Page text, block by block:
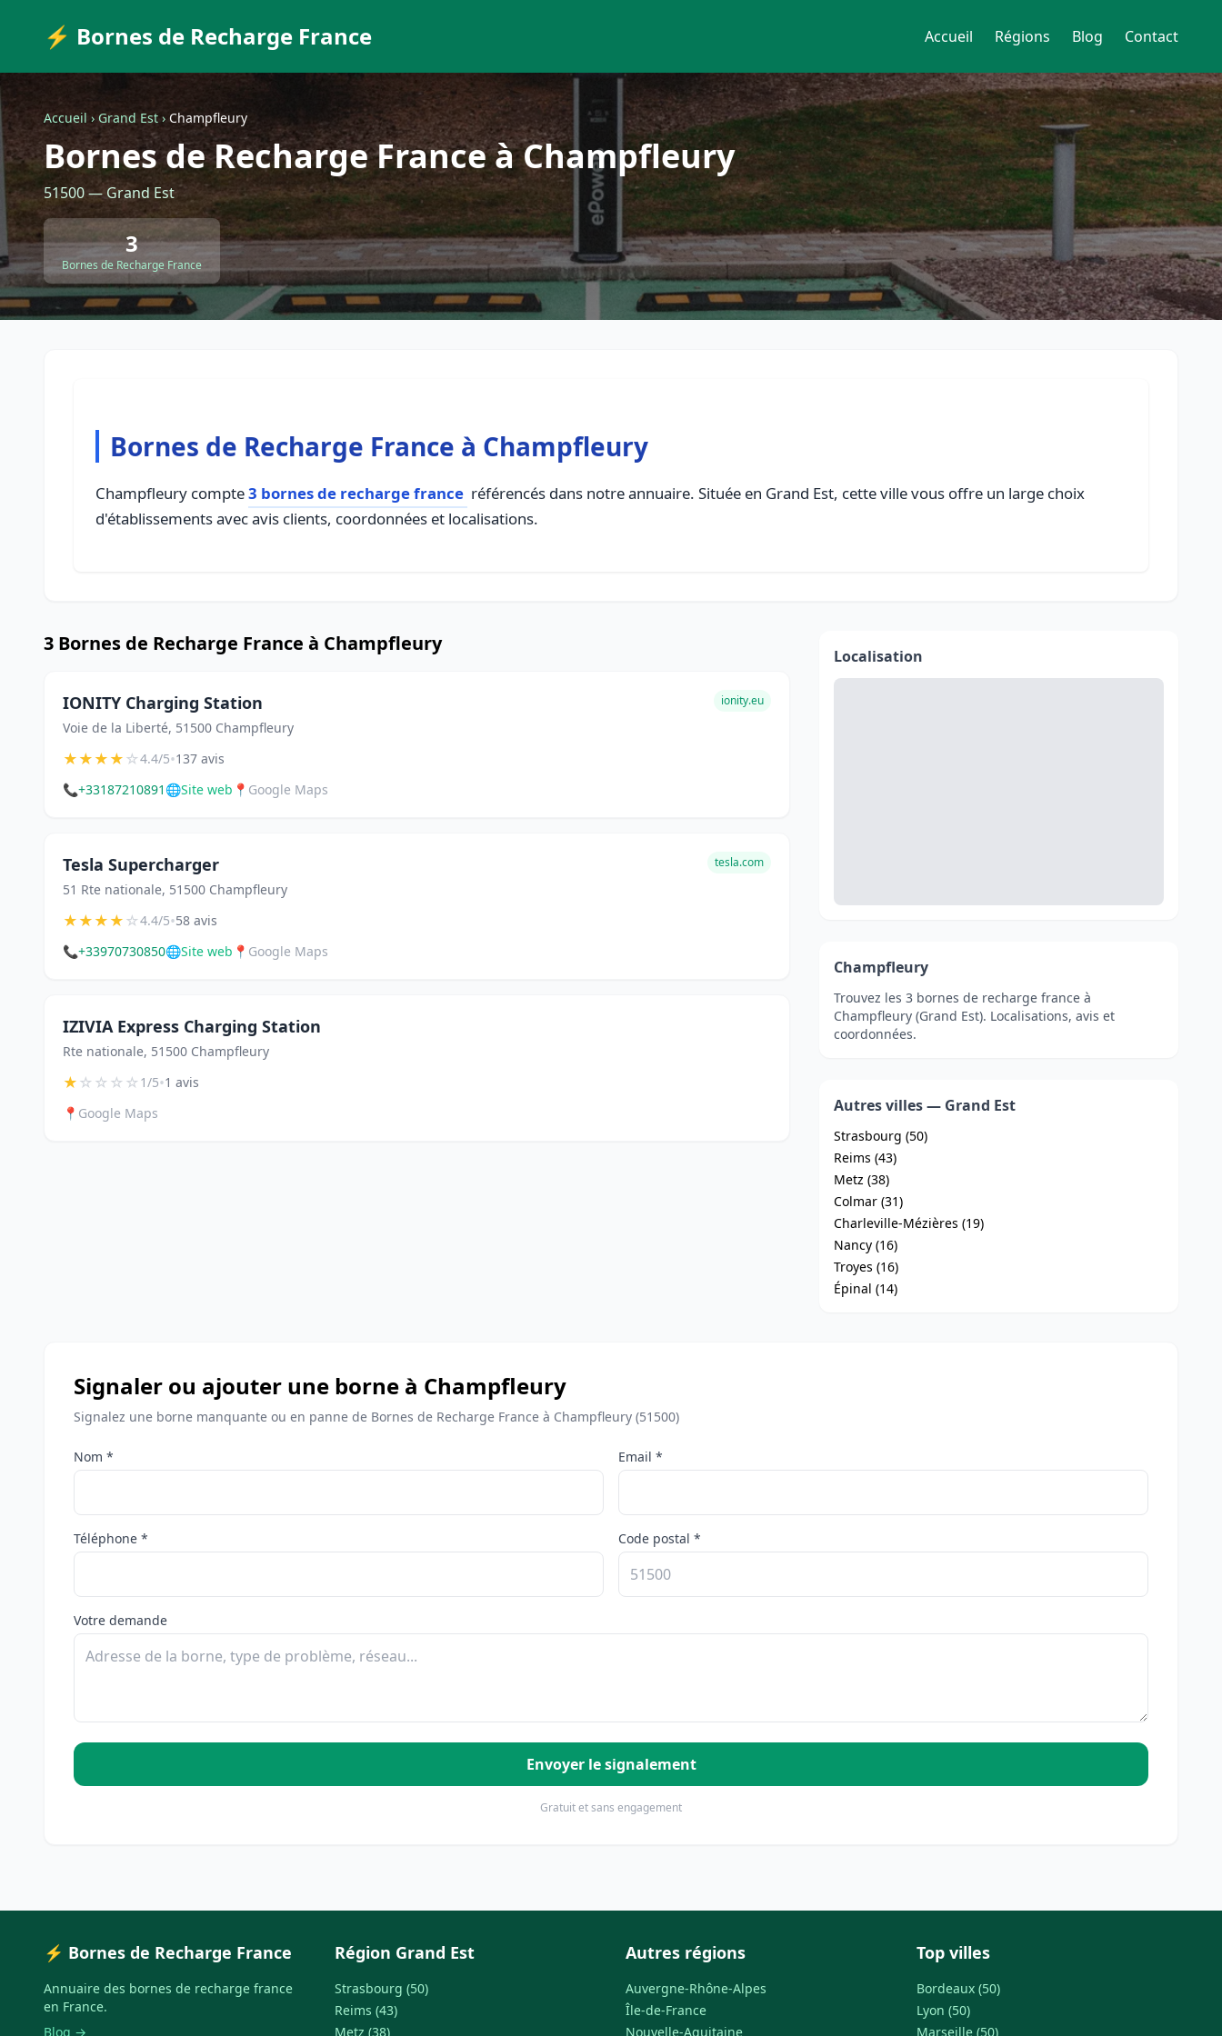
⚡ Bornes de Recharge France Accueil Régions Blog Contact
Accueil › Grand Est › Champfleury
Bornes de Recharge France à Champfleury
51500 — Grand Est
3
Bornes de Recharge France
Bornes de Recharge France à Champfleury
Champfleury compte3 bornes de recharge france référencés dans notre annuaire. Située en Grand Est, cette ville vous offre un large choix
d'établissements avec avis clients, coordonnées et localisations.
3 Bornes de Recharge France à Champfleury
IONITY Charging Station
Voie de la Liberté, 51500 Champfleury
ionity.eu
★★★★☆4.4/5•137 avis
📞+33187210891 🌐Site web 📍 Google Maps
Tesla Supercharger
51 Rte nationale, 51500 Champfleury
tesla.com
★★★★☆4.4/5•58 avis
📞+33970730850🌐Site web 📍 Google Maps
IZIVIA Express Charging Station
Rte nationale, 51500 Champfleury
★☆☆☆☆1/5•1 avis
📍 Google Maps
Localisation
Champfleury
Trouvez les 3 bornes de recharge france à
Champfleury (Grand Est). Localisations, avis et
coordonnées.
Autres villes — Grand Est
Strasbourg (50)
Reims (43)
Metz (38)
Colmar (31)
Charleville-Mézières (19)
Nancy (16)
Troyes (16)
Épinal (14)
Signaler ou ajouter une borne à Champfleury
Signalez une borne manquante ou en panne de Bornes de Recharge France à Champfleury (51500)
Nom * Email *
Téléphone * Code postal *
Votre demande
Envoyer le signalement
Gratuit et sans engagement
⚡ Bornes de Recharge France
Annuaire des bornes de recharge france
en France.
Blog →
Région Grand Est
Strasbourg (50)
Reims (43)
Metz (38)
Autres régions
Auvergne-Rhône-Alpes
Île-de-France
Nouvelle-Aquitaine
Top villes
Bordeaux (50)
Lyon (50)
Marseille (50)